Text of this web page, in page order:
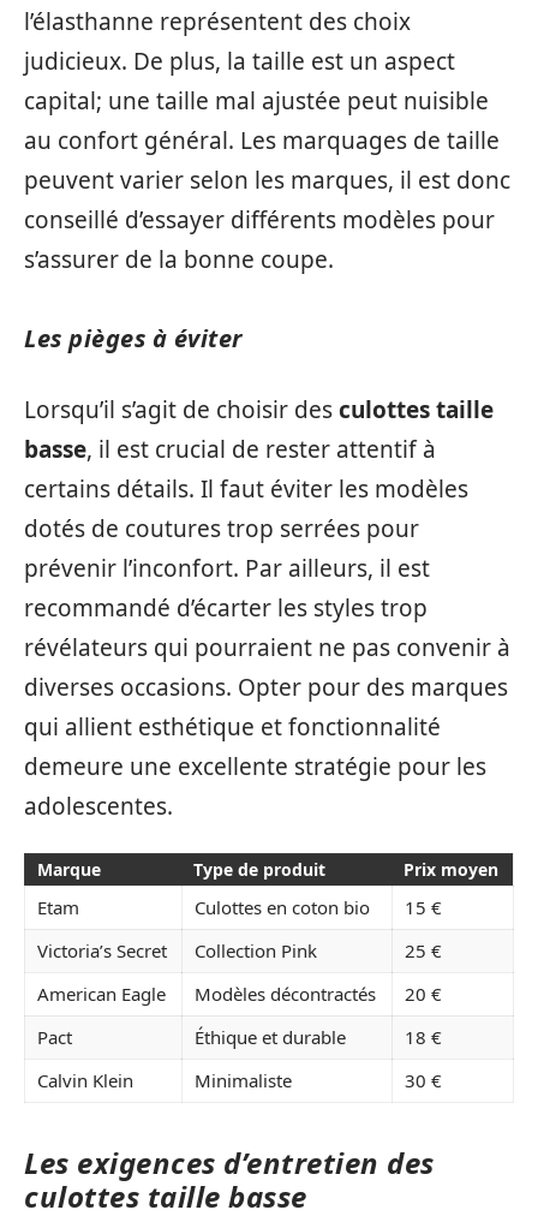
l’élasthanne représentent des choix
judicieux. De plus, la taille est un aspect
capital; une taille mal ajustée peut nuisible
au confort général. Les marquages de taille
peuvent varier selon les marques, il est donc
conseillé d’essayer différents modèles pour
s’assurer de la bonne coupe.
Les pièges à éviter
Lorsqu’il s’agit de choisir desculottes taille
basse, il est crucial de rester attentif à
certains détails. Il faut éviter les modèles
dotés de coutures trop serrées pour
prévenir l’inconfort. Par ailleurs, il est
recommandé d’écarter les styles trop
révélateurs qui pourraient ne pas convenir à
diverses occasions. Opter pour des marques
qui allient esthétique et fonctionnalité
demeure une excellente stratégie pour les
adolescentes.
Marque Type de produit Prix moyen
Etam Culottes en coton bio
15 €
Victoria’s Secret
Collection Pink
25 €
American Eagle
Modèles décontractés
20 €
Pact
Éthique et durable
18 €
Calvin Klein
Minimaliste 30 €
Les exigences d’entretien des
culottes taille basse